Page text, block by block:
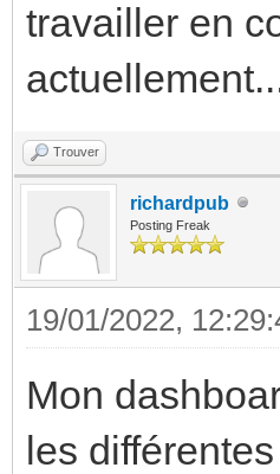
travailler en
Trouver
richardpub
Posting Freak
19/01/2022,
Mon
les